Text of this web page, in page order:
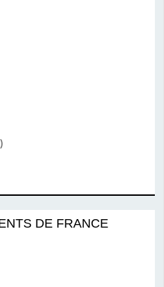
DE FRANCE